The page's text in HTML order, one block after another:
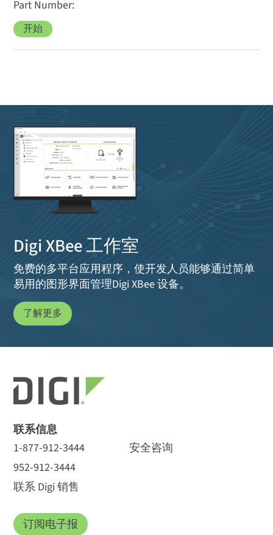
开始
Digi XBee 工作室
免费的多平台应用程序，使开发人员能够通过简单
易用的图形界面管理Digi XBee 设备。
了解更多
联系信息
1-877-912-3444
952-912-3444
联系 Digi 销售
安全咨询
订阅电子报